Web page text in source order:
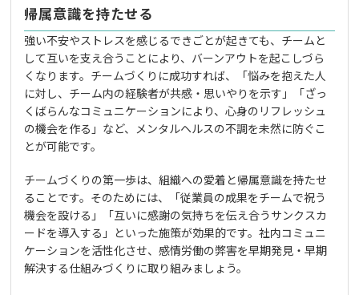
帰属意識を持たせる
強い不安やストレスを感じるできごとが起きても、チームと
して互いを支え合うことにより、バーンアウトを起こしづら
くなります。チームづくりに成功すれば、「悩みを抱えた人
に対し、チーム内の経験者が共感・思いやりを示す」「ざっ
くばらんなコミュニケーションにより、心身のリフレッシュ
の機会を作る」など、メンタルヘルスの不調を未然に防ぐこ
とが可能です。
チームづくりの第一歩は、組織への愛着と帰属意識を持たせ
ることです。そのためには、「従業員の成果をチームで祝う
機会を設ける」「互いに感謝の気持ちを伝え合うサンクスカ
ードを導入する」といった施策が効果的です。社内コミュニ
ケーションを活性化させ、感情労働の弊害を早期発見・早期
解決する仕組みづくりに取り組みましょう。